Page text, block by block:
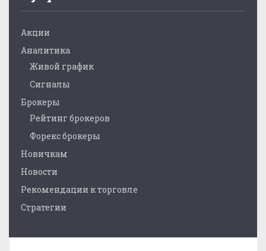
Акции
Аналитика
Живой график
Сигналы
Брокеры
Рейтинг брокеров
Форекс брокеры
Новичкам
Новости
Рекомендации к торговле
Стратегии